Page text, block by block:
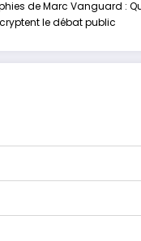
de Marc Vanguard :
le débat public